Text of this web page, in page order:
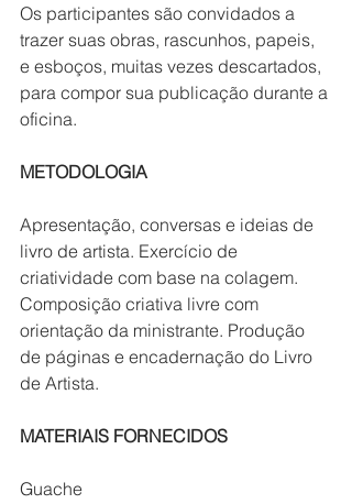
Os participantes são convidados a
trazer suas obras, rascunhos, papeis,
e esboços, muitas vezes descartados,
para compor sua publicação durante a
oficina.
METODOLOGIA
Apresentação, conversas e ideias de
livro de artista. Exercício de
criatividade com base na colagem.
Composição criativa livre com
orientação da ministrante. Produção
de páginas e encadernação do Livro
de Artista.
MATERIAIS FORNECIDOS
Guache